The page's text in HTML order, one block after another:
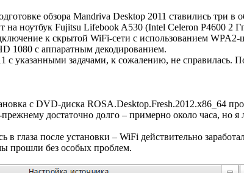
обзора Mandriva Desktop 2011 ставились три в
на ноутбук Fujitsu Lifebook A530 (Intel Celeron P4600
к скрытой WiFi-сети с использованием
1080 с аппаратным декодированием.
с указанными задачами, к сожалению, не справилась.
с DVD-диска ROSA.Desktop.Fresh.2012.x86_64
достаточно долго – примерно около часа, но
в глаза после установки – WiFi действительно
прошли без особых проблем.